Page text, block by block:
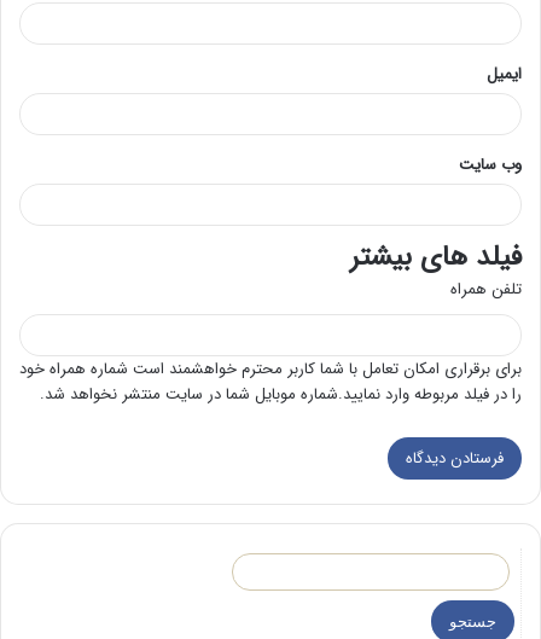
ایمیل
وب‌ سایت
فیلد های بیشتر
تلفن همراه
برای برقراری امکان تعامل با شما کاربر محترم خواهشمند است شماره همراه خود
را در فیلد مربوطه وارد نمایید.شماره موبایل شما در سایت منتشر نخواهد شد.